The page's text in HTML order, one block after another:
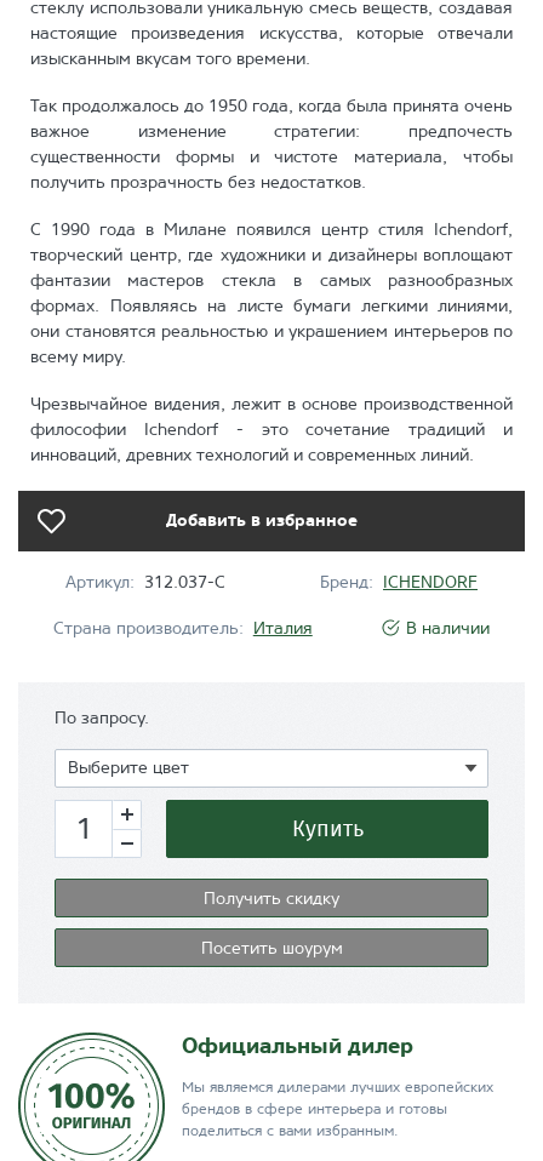
стеклу использовали уникальную смесь веществ, создавая
настоящие произведения искусства, которые отвечали
изысканным вкусам того времени.
Так продолжалось до 1950 года, когда была принята очень
важное изменение стратегии: предпочесть
существенности формы и чистоте материала, чтобы
получить прозрачность без недостатков.
С 1990 года в Милане появился центр стиля Ichendorf,
творческий центр, где художники и дизайнеры воплощают
фантазии мастеров стекла в самых разнообразных
формах. Появляясь на листе бумаги легкими линиями,
они становятся реальностью и украшением интерьеров по
всему миру.
Чрезвычайное видения, лежит в основе производственной
философии Ichendorf - это сочетание традиций и
инноваций, древних технологий и современных линий.
Добавить в избранное
Артикул: 312.037-C Бренд: ICHENDORF
Страна производитель: Италия В наличии
По запросу.
Показать
Выберите цвет
Купить
Получить скидку
Посетить шоурум
Официальный дилер
Мы являемся дилерами лучших европейских
брендов в сфере интерьера и готовы
поделиться с вами избранным.